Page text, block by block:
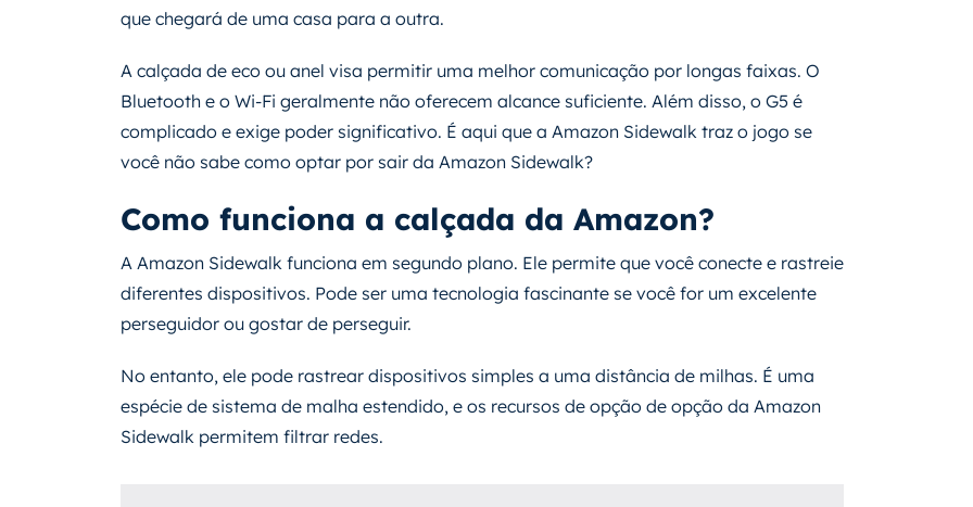
que chegará de uma casa para a outra.
A calçada de eco ou anel visa permitir uma melhor comunicação por longas faixas. O
Bluetooth e o Wi-Fi geralmente não oferecem alcance suficiente. Além disso, o G5 é
complicado e exige poder significativo. É aqui que a Amazon Sidewalk traz o jogo se
você não sabe como optar por sair da Amazon Sidewalk?
Como funciona a calçada da Amazon?
A Amazon Sidewalk funciona em segundo plano. Ele permite que você conecte e rastreie
diferentes dispositivos. Pode ser uma tecnologia fascinante se você for um excelente
perseguidor ou gostar de perseguir.
No entanto, ele pode rastrear dispositivos simples a uma distância de milhas. É uma
espécie de sistema de malha estendido, e os recursos de opção de opção da Amazon
Sidewalk permitem filtrar redes.